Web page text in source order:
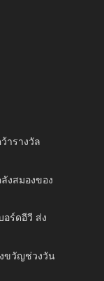
ารางวัล
งสมองของ
ร์ดอีวี ส่ง
ขวัญช่วงวัน